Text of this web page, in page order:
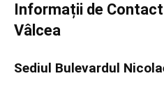
Informații de
Vâlcea
Sediul Bulevardul